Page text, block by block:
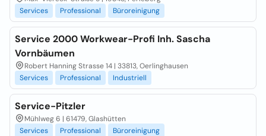
Services
Professional Büroreinigung
Service 2000 Workwear-Profi Inh. Sascha
Vornbäumen
Robert Hanning Strasse 14 | 33813, Oerlinghausen
Services
Professional Industriell
Service-Pitzler
Mühlweg 6 | 61479, Glashütten
Services
Professional Büroreinigung